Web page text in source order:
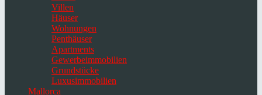
Villen
Häuser
Wohnungen
Penthäuser
Apartments
Gewerbeimmobilien
Grundstücke
Luxusimmobilien
Mallorca